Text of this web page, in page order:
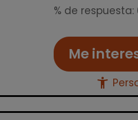
% de respuesta:
Me
accessibility_new